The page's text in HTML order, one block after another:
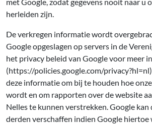
herleiden zijn.
De verkregen informatie wordt
Google opgeslagen op servers in de
het privacy beleid van Google voor meer
(https://policies.google.com/
deze informatie om bij te houden hoe
wordt en om rapporten over de website
Nelles te kunnen verstrekken. Google kan
derden verschaffen indien Google